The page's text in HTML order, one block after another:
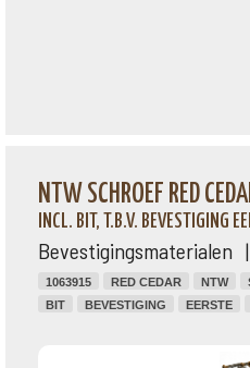
NTW SCHROEF RED
INCL. BIT, T.B.V. BEVESTIGING
Bevestigingsmaterialen
1063915 RED CEDAR NTW
BIT
BEVESTIGING EERSTE